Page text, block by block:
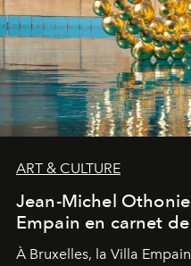
ART & CULTURE
Jean-Michel
Empain en carnet
À Bruxelles, la Villa